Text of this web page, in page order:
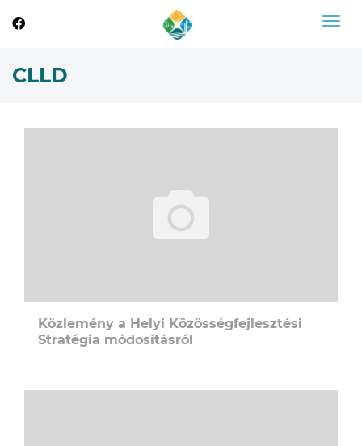
CLLD
Közlemény a Helyi Közösségfejlesztési
Stratégia módosításról